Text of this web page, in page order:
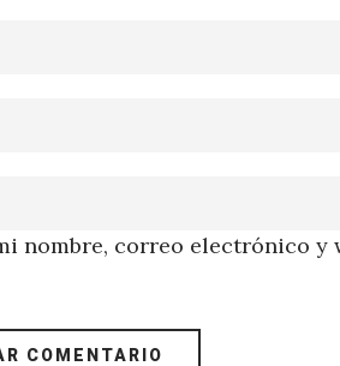
nombre, correo electrónico y